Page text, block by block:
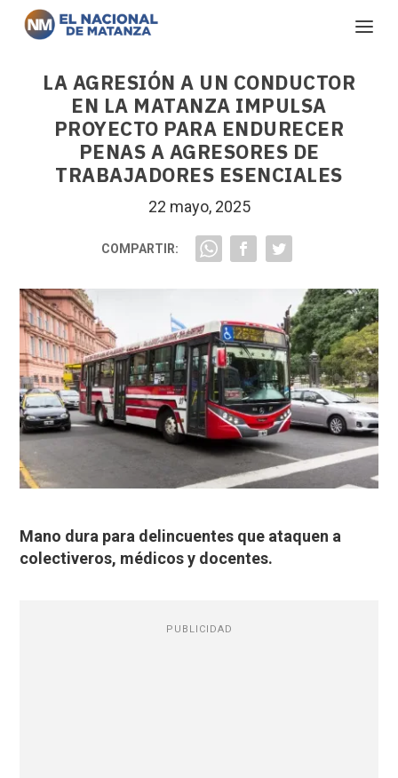
LA AGRESIÓN A UN CONDUCTOR
EN LA MATANZA IMPULSA
PROYECTO PARA ENDURECER
PENAS A AGRESORES DE
TRABAJADORES ESENCIALES
22 mayo, 2025
COMPARTIR:
Mano dura para delincuentes que ataquen a
colectiveros, médicos y docentes.
PUBLICIDAD